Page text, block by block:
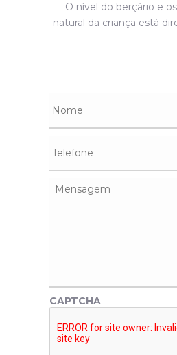
O nível do berçário e
natural da criança está
Mensagem
CAPTCHA